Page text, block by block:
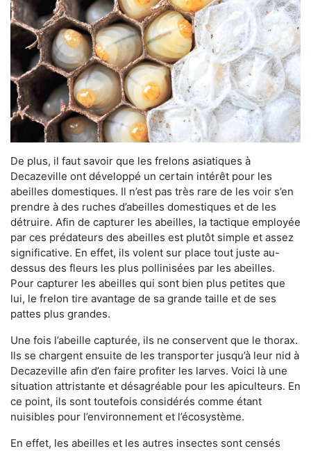
De plus, il faut savoir que les frelons asiatiques à
Decazeville ont développé un certain intérêt pour les
abeilles domestiques. Il n’est pas très rare de les voir s’en
prendre à des ruches d’abeilles domestiques et de les
détruire. Afin de capturer les abeilles, la tactique employée
par ces prédateurs des abeilles est plutôt simple et assez
significative. En effet, ils volent sur place tout juste au-
dessus des fleurs les plus pollinisées par les abeilles.
Pour capturer les abeilles qui sont bien plus petites que
lui, le frelon tire avantage de sa grande taille et de ses
pattes plus grandes.
Une fois l’abeille capturée, ils ne conservent que le thorax.
Ils se chargent ensuite de les transporter jusqu’à leur nid à
Decazeville afin d’en faire profiter les larves. Voici là une
situation attristante et désagréable pour les apiculteurs. En
ce point, ils sont toutefois considérés comme étant
nuisibles pour l’environnement et l’écosystème.
En effet, les abeilles et les autres insectes sont censés